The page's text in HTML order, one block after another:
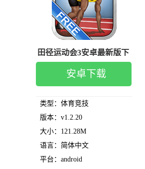
田径运动会3安卓最新版下
载
安卓下载
类型：体育竞技
版本：v1.2.20
大小：121.28M
语言：简体中文
平台：android